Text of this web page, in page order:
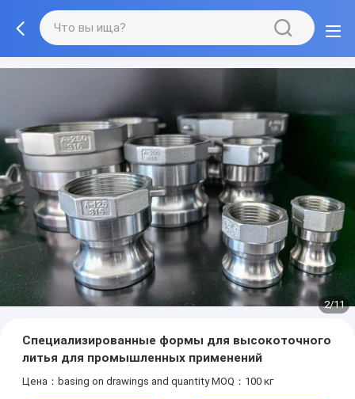
2/11
Специализированные формы для высокоточного
литья для промышленных применений
Цена：basing on drawings and quantity MOQ：100 кг